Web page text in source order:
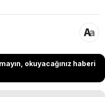
okuyacağınız haberi